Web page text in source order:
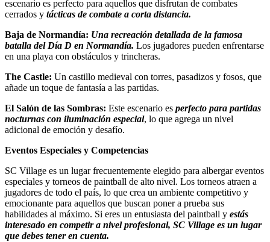
escenario es perfecto para aquellos que disfrutan de combates
cerrados y tácticas de combate a corta distancia.
Baja de Normandía: Una recreación detallada de la famosa
batalla del Día D en Normandía. Los jugadores pueden enfrentarse
en una playa con obstáculos y trincheras.
The Castle: Un castillo medieval con torres, pasadizos y fosos, que
añade un toque de fantasía a las partidas.
El Salón de las Sombras: Este escenario es perfecto para partidas
nocturnas con iluminación especial, lo que agrega un nivel
adicional de emoción y desafío.
Eventos Especiales y Competencias
SC Village es un lugar frecuentemente elegido para albergar eventos
especiales y torneos de paintball de alto nivel. Los torneos atraen a
jugadores de todo el país, lo que crea un ambiente competitivo y
emocionante para aquellos que buscan poner a prueba sus
habilidades al máximo. Si eres un entusiasta del paintball y estás
interesado en competir a nivel profesional, SC Village es un lugar
que debes tener en cuenta.